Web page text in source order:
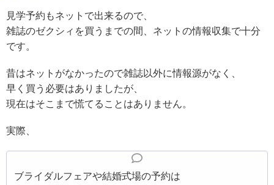
見学予約もネットで出来るので、
雑誌のゼクシィを買うまでの間、ネットの情報収集で十分
です。
昔はネットがなかったので雑誌以外に情報源がなく、
早く買う必要はありましたが、
現在はそこまで慌てることはありません。
実際、
ブライダルフェアや結婚式場の予約は